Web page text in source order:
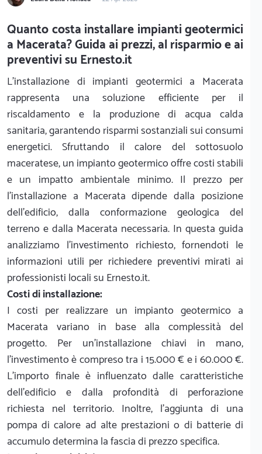
Quanto costa installare impianti geotermici
a Macerata? Guida ai prezzi, al risparmio e ai
preventivi su Ernesto.it
L'installazione di impianti geotermici a Macerata
rappresenta una soluzione efficiente per il
riscaldamento e la produzione di acqua calda
sanitaria, garantendo risparmi sostanziali sui consumi
energetici. Sfruttando il calore del sottosuolo
maceratese, un impianto geotermico offre costi stabili
e un impatto ambientale minimo. Il prezzo per
l'installazione a Macerata dipende dalla posizione
dell'edificio, dalla conformazione geologica del
terreno e dalla Macerata necessaria. In questa guida
analizziamo l'investimento richiesto, fornendoti le
informazioni utili per richiedere preventivi mirati ai
professionisti locali su Ernesto.it.
Costi di installazione:
I costi per realizzare un impianto geotermico a
Macerata variano in base alla complessità del
progetto. Per un'installazione chiavi in mano,
l'investimento è compreso tra i 15.000 € e i 60.000 €.
L'importo finale è influenzato dalle caratteristiche
dell'edificio e dalla profondità di perforazione
richiesta nel territorio. Inoltre, l'aggiunta di una
pompa di calore ad alte prestazioni o di batterie di
accumulo determina la fascia di prezzo specifica.